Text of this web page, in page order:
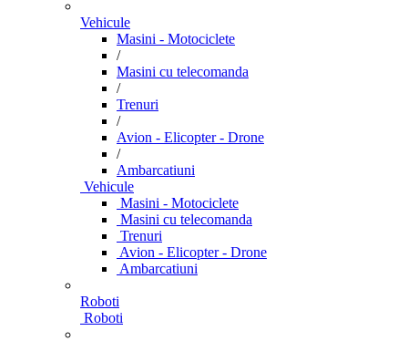
Vehicule
Masini - Motociclete
/
Masini cu telecomanda
/
Trenuri
/
Avion - Elicopter - Drone
/
Ambarcatiuni
Vehicule
Masini - Motociclete
Masini cu telecomanda
Trenuri
Avion - Elicopter - Drone
Ambarcatiuni
Roboti
Roboti